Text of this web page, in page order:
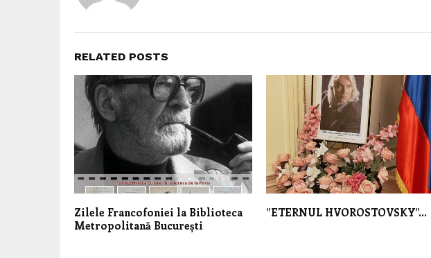
RELATED POSTS
Zilele Francofoniei la Biblioteca
Metropolitană București
”ETERNUL HVOROSTOVSKY”…